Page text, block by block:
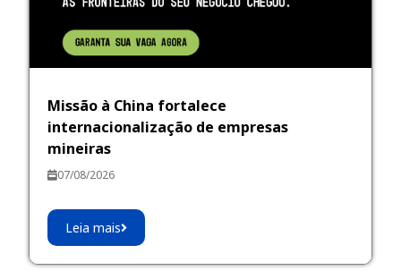
Missão à China fortalece
internacionalização de empresas
mineiras
07/08/2026
Leia mais